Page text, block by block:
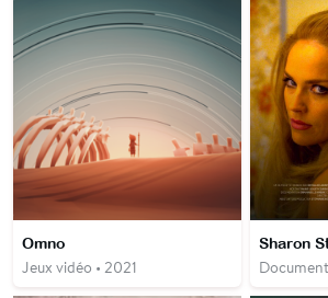
Omno
Jeux vidéo • 2021